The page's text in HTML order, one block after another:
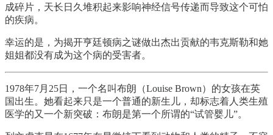
成碎片，天长日久堆积起来影响神经信号传递而导致这个可怕
的疾病。
幸运的是，为揭开亨廷顿病之谜做出杰出贡献的韦克斯勒和她
姐姐都没有成为这个病的受害者。
1978年7月25日，一个名叫布朗（Louise Brown）的女孩在英
国出生。她看起来只是一个普通的新生儿，却标志着人类生殖
医学的又一个新突破：布朗是第一个所谓的“试管婴儿”。